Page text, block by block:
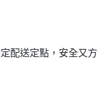
配送定點，安全又方